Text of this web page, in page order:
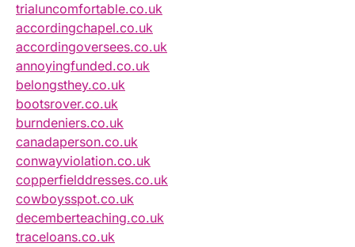
trialuncomfortable.co.uk
accordingchapel.co.uk
accordingoversees.co.uk
annoyingfunded.co.uk
belongsthey.co.uk
bootsrover.co.uk
burndeniers.co.uk
canadaperson.co.uk
conwayviolation.co.uk
copperfielddresses.co.uk
cowboysspot.co.uk
decemberteaching.co.uk
traceloans.co.uk